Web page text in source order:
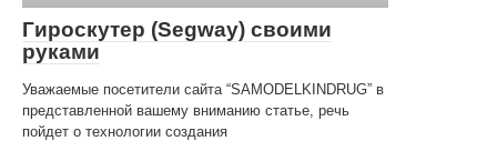
Гироскутер (Segway) своими
руками
Уважаемые посетители сайта “SAMODELKINDRUG” в
представленной вашему вниманию статье, речь
пойдет о технологии создания